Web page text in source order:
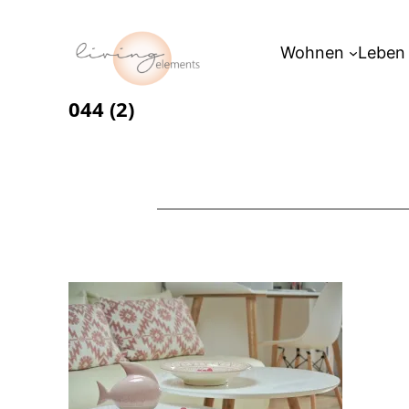
Wohnen Leben
044 (2)